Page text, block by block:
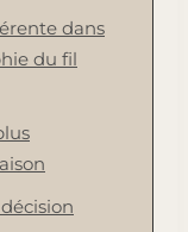
dans
du fil